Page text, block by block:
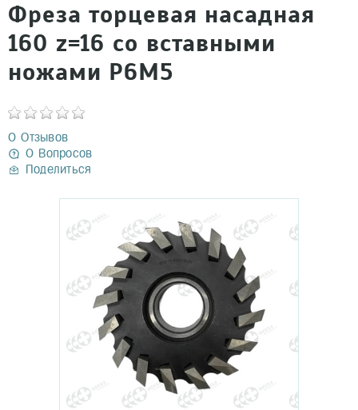
Фреза торцевая насадная
160 z=16 со вставными
ножами Р6М5
0 Отзывов
0 Вопросов
Поделиться